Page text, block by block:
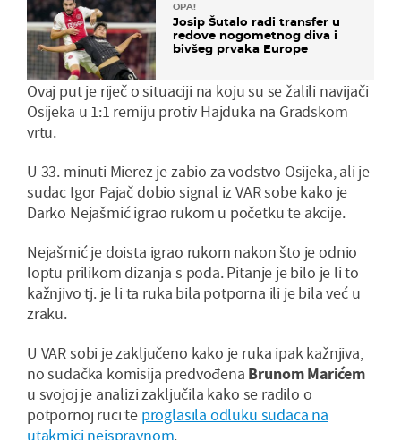
OPA!
Josip Šutalo radi transfer u
redove nogometnog diva i
bivšeg prvaka Europe
Ovaj put je riječ o situaciji na koju su se žalili navijači
Osijeka u 1:1 remiju protiv Hajduka na Gradskom
vrtu.
U 33. minuti Mierez je zabio za vodstvo Osijeka, ali je
sudac Igor Pajač dobio signal iz VAR sobe kako je
Darko Nejašmić igrao rukom u početku te akcije.
Nejašmić je doista igrao rukom nakon što je odnio
loptu prilikom dizanja s poda. Pitanje je bilo je li to
kažnjivo tj. je li ta ruka bila potporna ili je bila već u
zraku.
U VAR sobi je zaključeno kako je ruka ipak kažnjiva,
no sudačka komisija predvođena Brunom Marićem
u svojoj je analizi zaključila kako se radilo o
potpornoj ruci te proglasila odluku sudaca na
utakmici neispravnom.